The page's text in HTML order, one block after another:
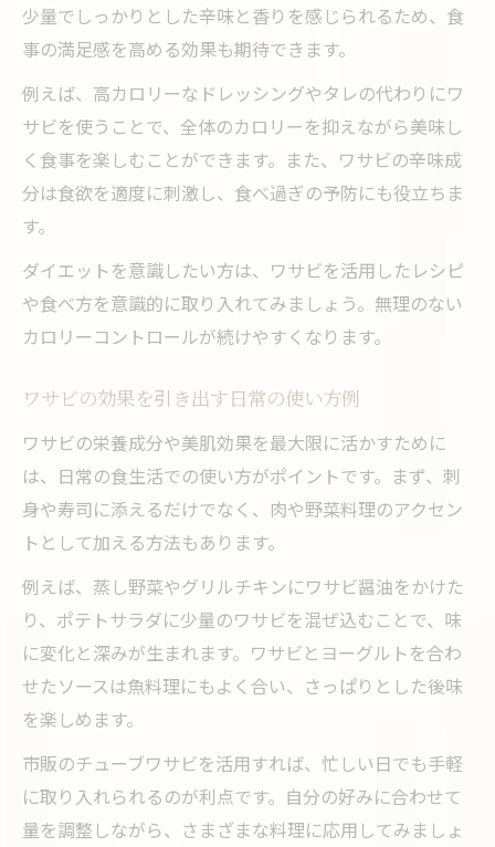
少量でしっかりとした辛味と香りを感じられるため、食
事の満足感を高める効果も期待できます。
例えば、高カロリーなドレッシングやタレの代わりにワ
サビを使うことで、全体のカロリーを抑えながら美味し
く食事を楽しむことができます。また、ワサビの辛味成
分は食欲を適度に刺激し、食べ過ぎの予防にも役立ちま
す。
ダイエットを意識したい方は、ワサビを活用したレシピ
や食べ方を意識的に取り入れてみましょう。無理のない
カロリーコントロールが続けやすくなります。
ワサビの効果を引き出す日常の使い方例
ワサビの栄養成分や美肌効果を最大限に活かすために
は、日常の食生活での使い方がポイントです。まず、刺
身や寿司に添えるだけでなく、肉や野菜料理のアクセン
トとして加える方法もあります。
例えば、蒸し野菜やグリルチキンにワサビ醤油をかけた
り、ポテトサラダに少量のワサビを混ぜ込むことで、味
に変化と深みが生まれます。ワサビとヨーグルトを合わ
せたソースは魚料理にもよく合い、さっぱりとした後味
を楽しめます。
市販のチューブワサビを活用すれば、忙しい日でも手軽
に取り入れられるのが利点です。自分の好みに合わせて
量を調整しながら、さまざまな料理に応用してみましょ